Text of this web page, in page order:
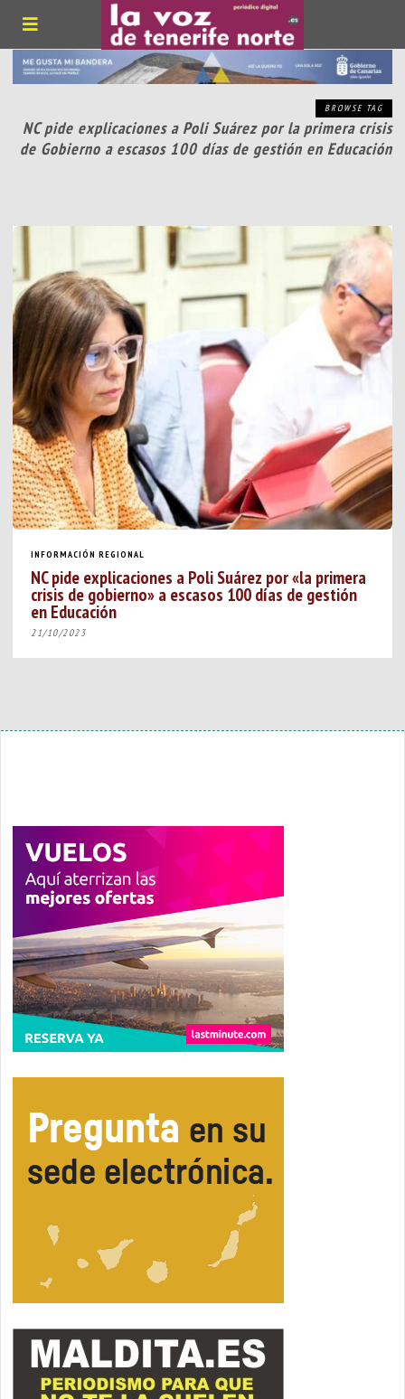
BROWSE TAG
NC pide explicaciones a Poli Suárez por la primera crisis
de Gobierno a escasos 100 días de gestión en Educación
INFORMACIÓN REGIONAL
NC pide explicaciones a Poli Suárez por «la primera
crisis de gobierno» a escasos 100 días de gestión
en Educación
21/10/2023